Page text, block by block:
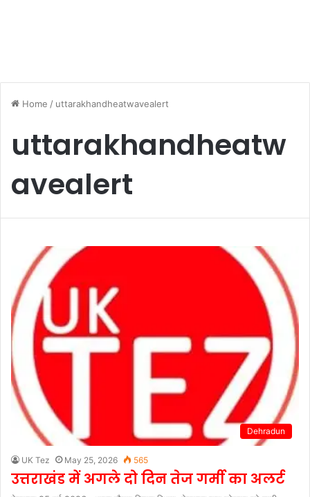
Home / uttarakhandheatwavealert
uttarakhandheatw
avealert
Dehradun
UK Tez May 25, 2026 565
उत्तराखंड में अगले दो दिन तेज गर्मी का अलर्ट